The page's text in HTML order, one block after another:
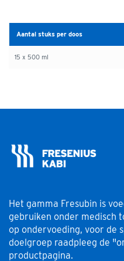
Aantal stuks per doos
15 x 500 ml
Het gamma Fresubin is
gebruiken onder medisch
op ondervoeding, voor de
doelgroep raadpleeg de
productpagina.